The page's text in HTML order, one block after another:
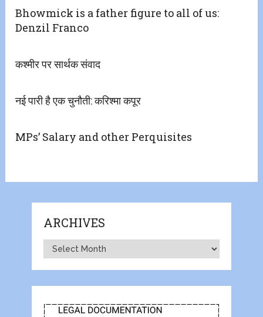
Bhowmick is a father figure to all of us:
Denzil Franco
कश्मीर पर सार्थक संवाद
नई पारी है एक चुनौती: करिश्मा कपूर
MPs’ Salary and other Perquisites
ARCHIVES
Archives